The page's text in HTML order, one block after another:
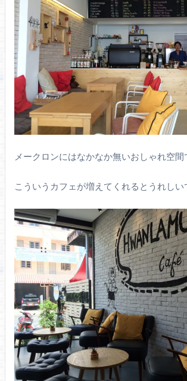
メークロンにはなかなか無いおしゃれ空間
こういうカフェが増えてくれるとうれしい